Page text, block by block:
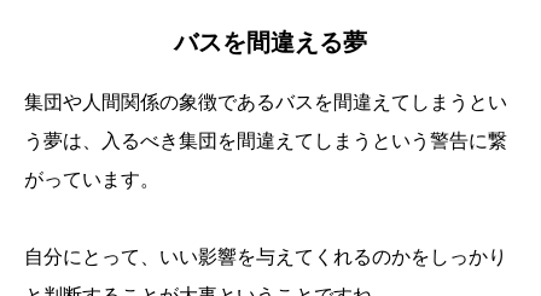
バスを間違える夢
集団や人間関係の象徴であるバスを間違えてしまうとい
う夢は、入るべき集団を間違えてしまうという警告に繋
がっています。
自分にとって、いい影響を与えてくれるのかをしっかり